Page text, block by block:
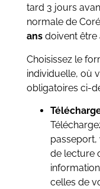
tard 3 jours
normale de
ansdoivent être
Choisissez le
individuelle, où
obligatoires ci-
passeport,
de lecture
celles de